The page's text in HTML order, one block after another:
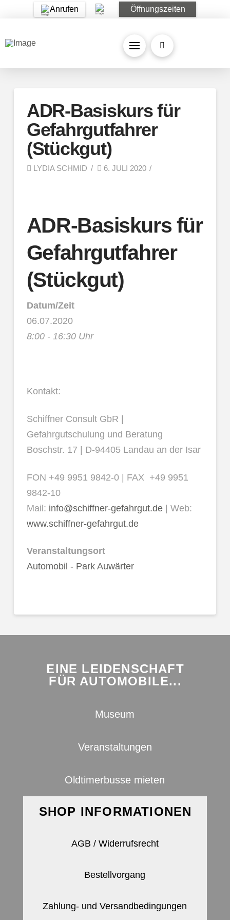
Anrufen Öffnungszeiten
ADR-Basiskurs für
Gefahrgutfahrer
(Stückgut)
LYDIA SCHMID 6. JULI 2020
ADR-Basiskurs für
Gefahrgutfahrer
(Stückgut)
Datum/Zeit
06.07.2020
8:00 - 16:30 Uhr
Kontakt:
Schiffner Consult GbR |
Gefahrgutschulung und Beratung
Boschstr. 17 | D-94405 Landau an der Isar
FON +49 9951 9842-0 | FAX +49 9951
9842-10
Mail: info@schiffner-gefahrgut.de| Web:
www.schiffner-gefahrgut.de
Veranstaltungsort
Automobil - Park Auwärter
EINE LEIDENSCHAFT
FÜR AUTOMOBILE...
Museum
Veranstaltungen
Oldtimerbusse mieten
SHOP INFORMATIONEN
AGB / Widerrufsrecht
Bestellvorgang
Zahlung- und Versandbedingungen